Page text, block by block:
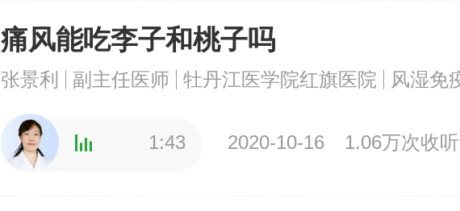
痛风能吃李子和桃子吗
张景利 副主任医师 牡丹江医学院红旗医院 风湿免
1:43 2020-10-16 1.06万次收听